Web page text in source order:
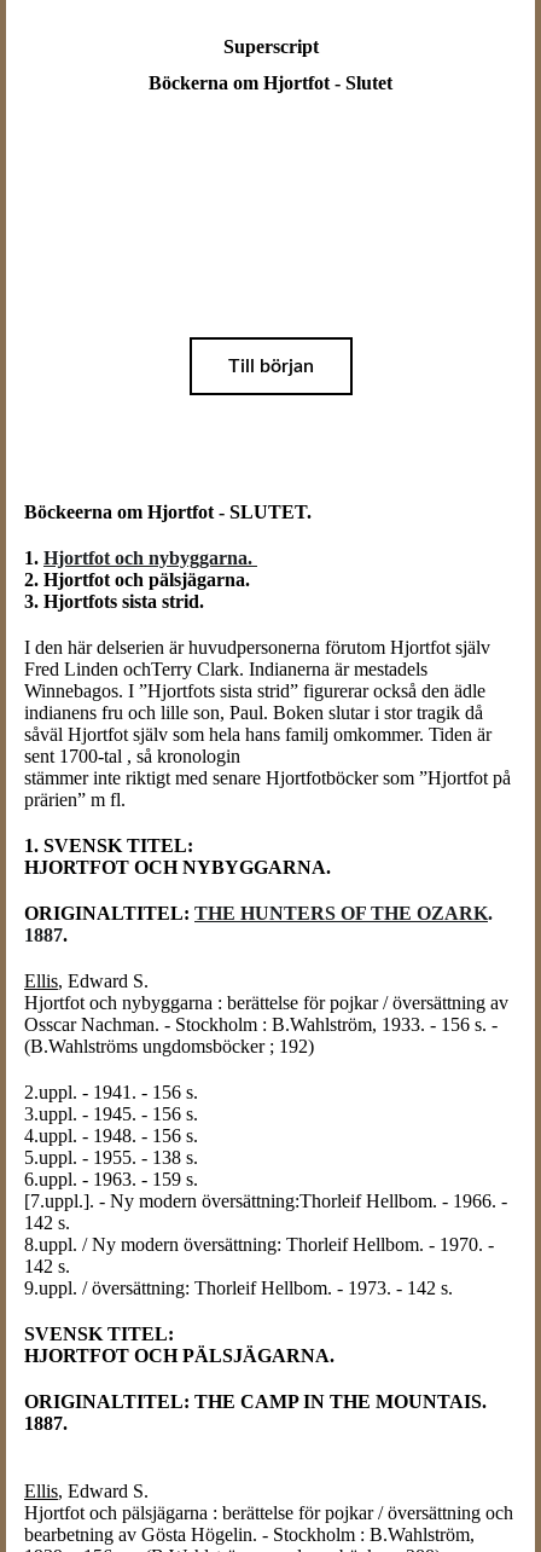
Superscript
Böckerna om Hjortfot - Slutet
Till början
Böckeerna om Hjortfot - SLUTET.
1. Hjortfot och nybyggarna.
2. Hjortfot och pälsjägarna.
3. Hjortfots sista strid.
I den här delserien är huvudpersonerna förutom Hjortfot själv
Fred Linden ochTerry Clark. Indianerna är mestadels
Winnebagos. I ”Hjortfots sista strid” figurerar också den ädle
indianens fru och lille son, Paul. Boken slutar i stor tragik då
såväl Hjortfot själv som hela hans familj omkommer. Tiden är
sent 1700-tal , så kronologin
stämmer inte riktigt med senare Hjortfotböcker som ”Hjortfot på
prärien” m fl.
1. SVENSK TITEL:
HJORTFOT OCH NYBYGGARNA.
ORIGINALTITEL: THE HUNTERS OF THE OZARK.
1887.
Ellis, Edward S.
Hjortfot och nybyggarna : berättelse för pojkar / översättning av
Osscar Nachman. - Stockholm : B.Wahlström, 1933. - 156 s. -
(B.Wahlströms ungdomsböcker ; 192)
2.uppl. - 1941. - 156 s.
3.uppl. - 1945. - 156 s.
4.uppl. - 1948. - 156 s.
5.uppl. - 1955. - 138 s.
6.uppl. - 1963. - 159 s.
[7.uppl.]. - Ny modern översättning:Thorleif Hellbom. - 1966. -
142 s.
8.uppl. / Ny modern översättning: Thorleif Hellbom. - 1970. -
142 s.
9.uppl. / översättning: Thorleif Hellbom. - 1973. - 142 s.
SVENSK TITEL:
HJORTFOT OCH PÄLSJÄGARNA.
ORIGINALTITEL: THE CAMP IN THE MOUNTAIS.
1887.
Ellis, Edward S.
Hjortfot och pälsjägarna : berättelse för pojkar / översättning och
bearbetning av Gösta Högelin. - Stockholm : B.Wahlström,